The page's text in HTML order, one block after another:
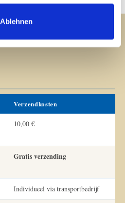
Ablehnen
Verzendkosten
10,00 €
Gratis verzending
Individueel via transportbedrijf